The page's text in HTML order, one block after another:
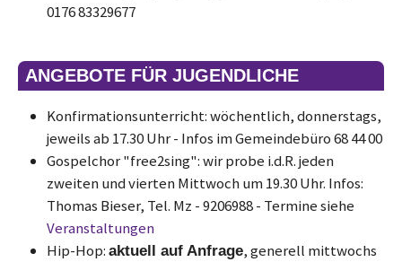
0176 83329677
ANGEBOTE FÜR JUGENDLICHE
Konfirmationsunterricht: wöchentlich, donnerstags,
jeweils ab 17.30 Uhr - Infos im Gemeindebüro 68 44 00
Gospelchor "free2sing": wir probe i.d.R. jeden
zweiten und vierten Mittwoch um 19.30 Uhr. Infos:
Thomas Bieser, Tel. Mz - 9206988 - Termine siehe
Veranstaltungen
Hip-Hop: aktuell auf Anfrage, generell mittwochs